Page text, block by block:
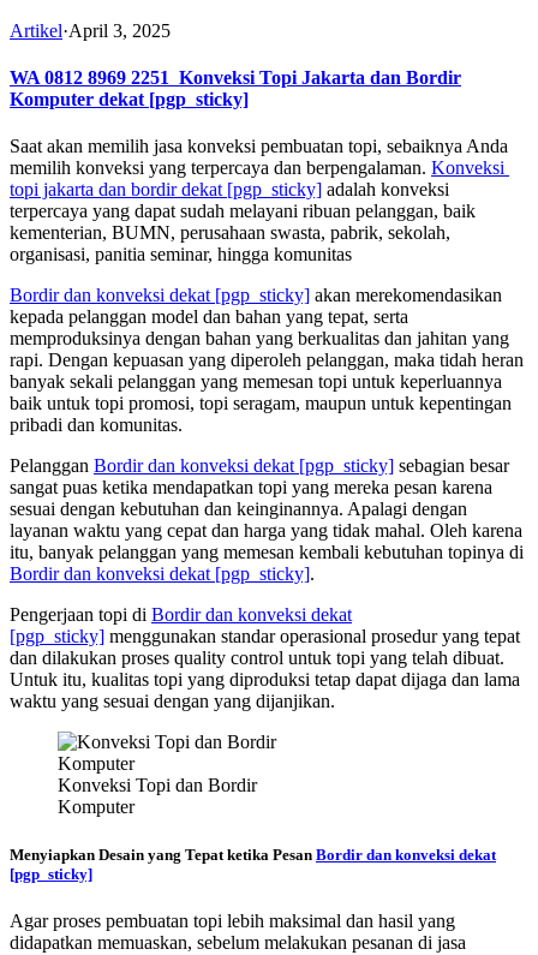
Artikel·April 3, 2025
WA 0812 8969 2251 Konveksi Topi Jakarta dan Bordir
Komputer dekat [pgp_sticky]
Saat akan memilih jasa konveksi pembuatan topi, sebaiknya Anda
memilih konveksi yang terpercaya dan berpengalaman. Konveksi
topi jakarta dan bordir dekat [pgp_sticky] adalah konveksi
terpercaya yang dapat sudah melayani ribuan pelanggan, baik
kementerian, BUMN, perusahaan swasta, pabrik, sekolah,
organisasi, panitia seminar, hingga komunitas
Bordir dan konveksi dekat [pgp_sticky] akan merekomendasikan
kepada pelanggan model dan bahan yang tepat, serta
memproduksinya dengan bahan yang berkualitas dan jahitan yang
rapi. Dengan kepuasan yang diperoleh pelanggan, maka tidah heran
banyak sekali pelanggan yang memesan topi untuk keperluannya
baik untuk topi promosi, topi seragam, maupun untuk kepentingan
pribadi dan komunitas.
Pelanggan Bordir dan konveksi dekat [pgp_sticky] sebagian besar
sangat puas ketika mendapatkan topi yang mereka pesan karena
sesuai dengan kebutuhan dan keinginannya. Apalagi dengan
layanan waktu yang cepat dan harga yang tidak mahal. Oleh karena
itu, banyak pelanggan yang memesan kembali kebutuhan topinya di
Bordir dan konveksi dekat [pgp_sticky].
Pengerjaan topi di Bordir dan konveksi dekat
[pgp_sticky] menggunakan standar operasional prosedur yang tepat
dan dilakukan proses quality control untuk topi yang telah dibuat.
Untuk itu, kualitas topi yang diproduksi tetap dapat dijaga dan lama
waktu yang sesuai dengan yang dijanjikan.
Konveksi Topi dan Bordir
Komputer
Menyiapkan Desain yang Tepat ketika Pesan Bordir dan konveksi dekat
[pgp_sticky]
Agar proses pembuatan topi lebih maksimal dan hasil yang
didapatkan memuaskan, sebelum melakukan pesanan di jasa